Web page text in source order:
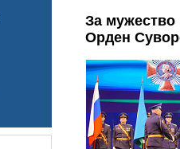
За мужество
Орден